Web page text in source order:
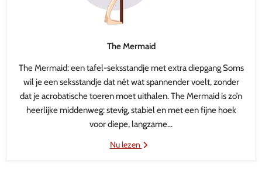
The Mermaid
The Mermaid: een tafel-seksstandje met extra diepgang Soms
wil je een seksstandje dat nét wat spannender voelt, zonder
dat je acrobatische toeren moet uithalen. The Mermaid is zo’n
heerlijke middenweg: stevig, stabiel en met een fijne hoek
voor diepe, langzame...
Nu lezen